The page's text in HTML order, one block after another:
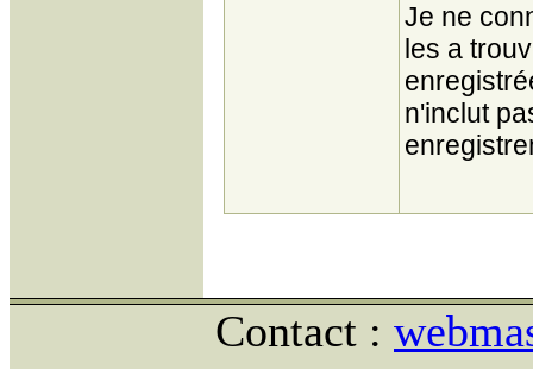
Je ne
les a
n'inclut
Contact :